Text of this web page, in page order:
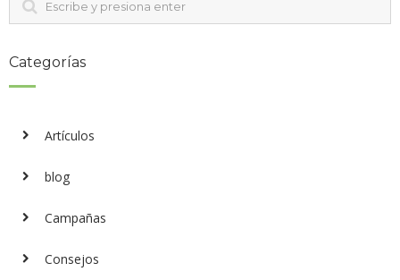
Categorías
Artículos
blog
Campañas
Consejos